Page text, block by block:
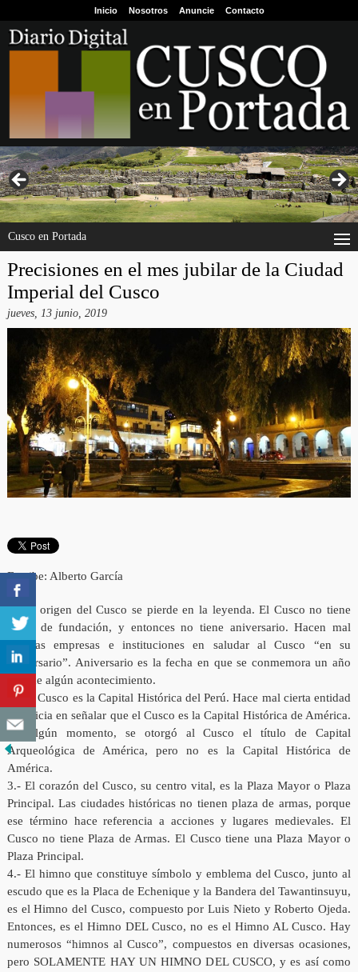
Inicio Nosotros Anuncie Contacto
Cusco en Portada
Precisiones en el mes jubilar de la Ciudad
Imperial del Cusco
jueves, 13 junio, 2019
Escribe: Alberto García
1.- El origen del Cusco se pierde en la leyenda. El Cusco no tiene
fecha de fundación, y entonces no tiene aniversario. Hacen mal
algunas empresas e instituciones en saludar al Cusco “en su
aniversario”. Aniversario es la fecha en que se conmemora un año
más de algún acontecimiento.
2.- El Cusco es la Capital Histórica del Perú. Hace mal cierta entidad
crediticia en señalar que el Cusco es la Capital Histórica de América.
En algún momento, se otorgó al Cusco el título de Capital
Arqueológica de América, pero no es la Capital Histórica de
América.
3.- El corazón del Cusco, su centro vital, es la Plaza Mayor o Plaza
Principal. Las ciudades históricas no tienen plaza de armas, porque
ese término hace referencia a acciones y lugares medievales. El
Cusco no tiene Plaza de Armas. El Cusco tiene una Plaza Mayor o
Plaza Principal.
4.- El himno que constituye símbolo y emblema del Cusco, junto al
escudo que es la Placa de Echenique y la Bandera del Tawantinsuyu,
es el Himno del Cusco, compuesto por Luis Nieto y Roberto Ojeda.
Entonces, es el Himno DEL Cusco, no es el Himno AL Cusco. Hay
numerosos “himnos al Cusco”, compuestos en diversas ocasiones,
pero SOLAMENTE HAY UN HIMNO DEL CUSCO, y es así como